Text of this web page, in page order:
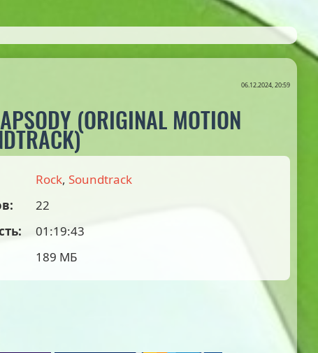
06.12.2024, 20:59
(ORIGINAL MOTION
Rock, Soundtrack
22
01:19:43
189 МБ